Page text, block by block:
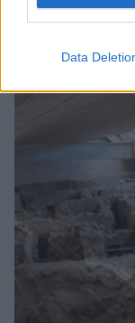
Data
ΤΑ ΠΙΟ